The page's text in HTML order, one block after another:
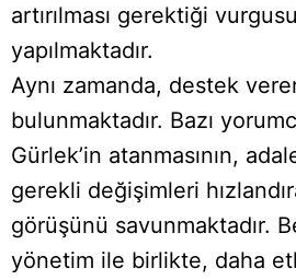
artırılması gerektiği
yapılmaktadır.
Aynı zamanda, destek
bulunmaktadır. Bazı
Gürlek’in atanmasının,
gerekli değişimleri
görüşünü savunmaktadır.
yönetim ile birlikte, daha